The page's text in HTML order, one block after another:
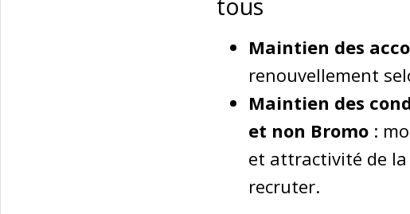
tous
Maintien des
renouvellement
Maintien des
et non Bromo :
et attractivité de
recruter.